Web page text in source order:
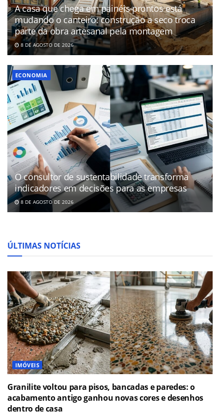
A casa que chega em painéis prontos está
mudando o canteiro: construção a seco troca
parte da obra artesanal pela montagem
8 DE AGOSTO DE 2026
ECONOMIA
O consultor de sustentabilidade transforma
indicadores em decisões para as empresas
8 DE AGOSTO DE 2026
ÚLTIMAS NOTÍCIAS
IMÓVEIS
Granilite voltou para pisos, bancadas e paredes: o
acabamento antigo ganhou novas cores e desenhos
dentro de casa